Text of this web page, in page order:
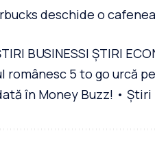
deschide o
BUSINESS| ȘTIRI
românesc 5 to go urcă
în Money Buzz! •